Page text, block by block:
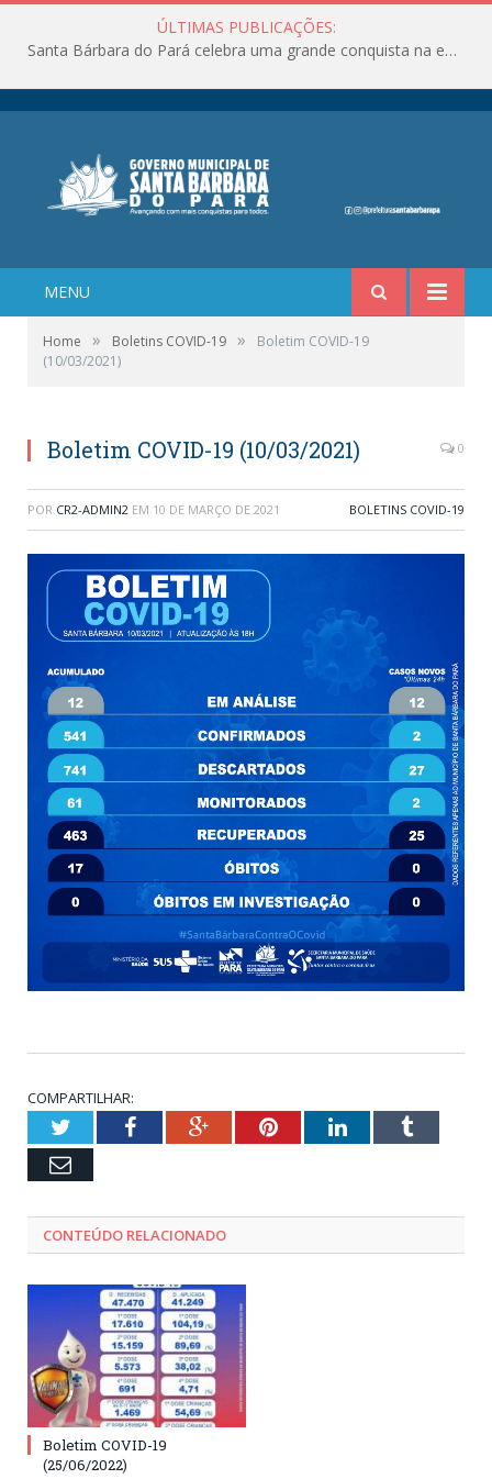
ÚLTIMAS PUBLICAÇÕES:
Santa Bárbara do Pará celebra uma grande conquista na educação!
MENU
Home » Boletins COVID-19 »
Boletim COVID-19
(10/03/2021)
Boletim COVID-19 (10/03/2021) 0
POR CR2-ADMIN2 EM 10 DE MARÇO DE 2021 BOLETINS COVID-19
COMPARTILHAR:
TwitterFacebookGoogle+PinterestLinkedInTumblr
Email
CONTEÚDO RELACIONADO
Boletim COVID-19
(25/06/2022)